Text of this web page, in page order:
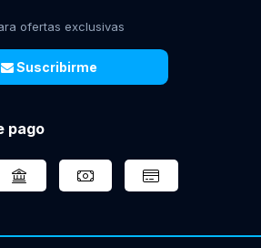
ofertas exclusivas
Suscribirme
pago